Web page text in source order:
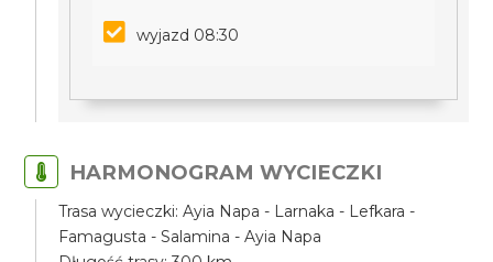
wyjazd 08:30
HARMONOGRAM WYCIECZKI
Trasa wycieczki: Ayia Napa - Larnaka - Lefkara -
Famagusta - Salamina - Ayia Napa